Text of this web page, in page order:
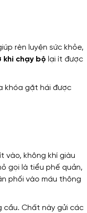
rèn luyện sức khỏe,
khi chạy bộ lại ít được
vào, không khí giàu
gọi là tiểu phế quản,
phối vào máu thông
cầu. Chất này gửi các